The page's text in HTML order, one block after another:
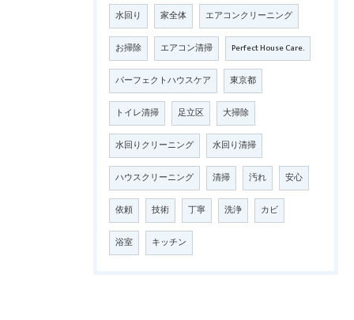
水回り 家全体 エアコンクリーニング
お掃除 エアコン清掃 Perfect House Care.
パーフェクトハウスケア 東京都
トイレ清掃 足立区 大掃除
水回りクリーニング 水回り清掃
ハウスクリーニング 清掃 汚れ 安心
依頼 技術 丁寧 洗浄 カビ
浴室 キッチン